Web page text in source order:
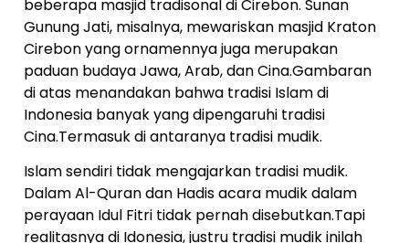
beberapa masjid tradisonal di Cirebon. Sunan
Gunung Jati, misalnya, mewariskan masjid Kraton
Cirebon yang ornamennya juga merupakan
paduan budaya Jawa, Arab, dan Cina.Gambaran
di atas menandakan bahwa tradisi Islam di
Indonesia banyak yang dipengaruhi tradisi
Cina.Termasuk di antaranya tradisi mudik.
Islam sendiri tidak mengajarkan tradisi mudik.
Dalam Al-Quran dan Hadis acara mudik dalam
perayaan Idul Fitri tidak pernah disebutkan.Tapi
realitasnya di Idonesia, justru tradisi mudik inilah